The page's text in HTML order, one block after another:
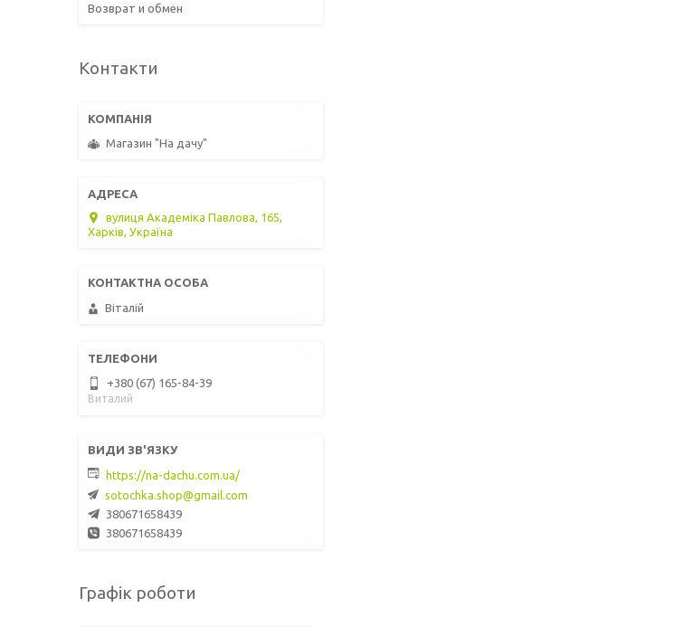
Возврат и обмен
Контакти
Магазин "На дачу"
вулиця Академіка Павлова, 165,
Харків, Україна
Віталій
+380 (67) 165-84-39
Виталий
https://na-dachu.com.ua/
sotochka.shop@gmail.com
380671658439
380671658439
Графік роботи